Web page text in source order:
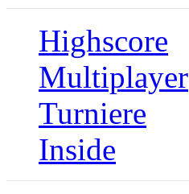
Highscore
Multiplayer
Turniere
Inside